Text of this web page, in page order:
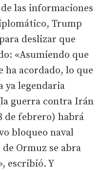
las informaciones
Trump
deslizar que
«Asumiendo que
ha acordado, lo que
ya legendaria
guerra contra Irán
de febrero) habrá
bloqueo naval
Ormuz se abra
escribió. Y